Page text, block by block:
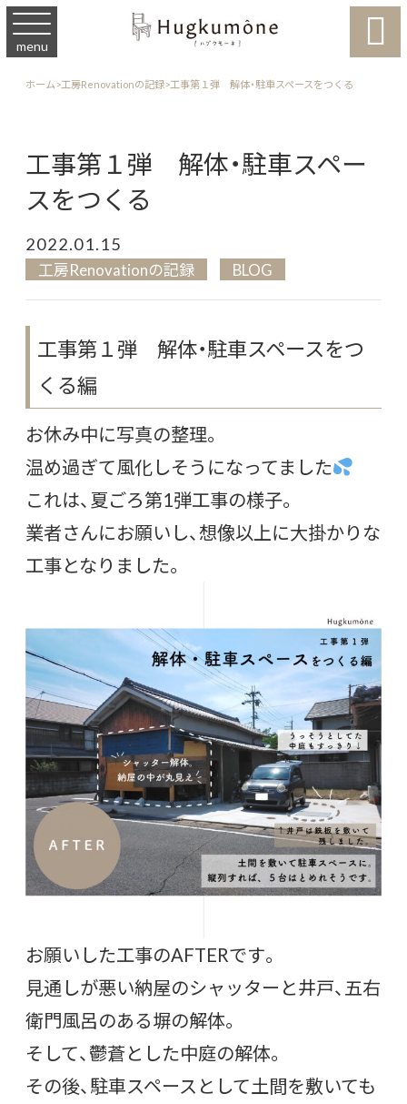
menu 
ホーム>工房Renovationの記録>工事第１弾 解体・駐車スペースをつくる
工事第１弾 解体・駐車スペー
スをつくる
2022.01.15
工房Renovationの記録 BLOG
工事第１弾 解体・駐車スペースをつ
くる編
お休み中に写真の整理。
温め過ぎて風化しそうになってました
これは、夏ごろ第1弾工事の様子。
業者さんにお願いし、想像以上に大掛かりな
工事となりました。
お願いした工事のAFTERです。
見通しが悪い納屋のシャッターと井戸、五右
衛門風呂のある塀の解体。
そして、鬱蒼とした中庭の解体。
その後、駐車スペースとして土間を敷いても